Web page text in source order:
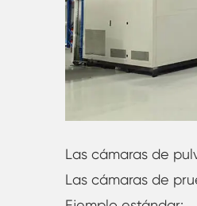
Las cámaras de
Las cámaras de